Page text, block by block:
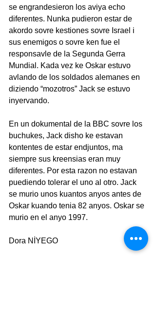
se engrandesieron los aviya echo
diferentes. Nunka pudieron estar de
akordo sovre kestiones sovre Israel i
sus enemigos o sovre ken fue el
responsavle de la Segunda Gerra
Mundial. Kada vez ke Oskar estuvo
avlando de los soldados alemanes en
diziendo “mozotros” Jack se estuvo
inyervando.
En un dokumental de la BBC sovre los
buchukes, Jack disho ke estavan
kontentes de estar endjuntos, ma
siempre sus kreensias eran muy
diferentes. Por esta razon no estavan
puediendo tolerar el uno al otro. Jack
se murio unos kuantos anyos antes de
Oskar kuando tenia 82 anyos. Oskar se
murio en el anyo 1997.
Dora NİYEGO